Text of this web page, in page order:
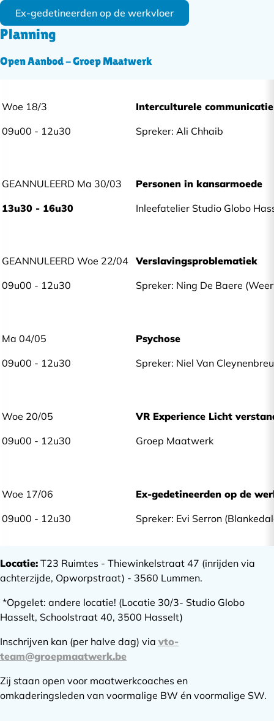
Ex-gedetineerden op de werkvloer
Planning
Open Aanbod - Groep Maatwerk
Woe 18/3
09u00 - 12u30
Interculturele communicatie
Spreker: Ali Chhaib
GEANNULEERD Ma 30/03
13u30 - 16u30
Personen in kansarmoede
Inleefatelier Studio Globo
GEANNULEERD Woe 22/04
09u00 - 12u30
Verslavingsproblematiek
Spreker: Ning De Baere
Ma 04/05
09u00 - 12u30
Psychose
Spreker: Niel Van
Woe 20/05
09u00 - 12u30
VR Experience Licht
Groep Maatwerk
Woe 17/06
09u00 - 12u30
Ex-gedetineerden op de
Spreker: Evi Serron
Locatie: T23 Ruimtes - Thiewinkelstraat 47 (inrijden via
achterzijde, Opworpstraat) - 3560 Lummen.
*Opgelet: andere locatie! (Locatie 30/3- Studio Globo
Hasselt, Schoolstraat 40, 3500 Hasselt)
Inschrijven kan (per halve dag) via vto-
team@groepmaatwerk.be
Zij staan open voor maatwerkcoaches en
omkaderingsleden van voormalige BW én voormalige SW.